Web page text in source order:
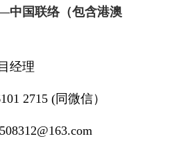
国联络（包含港澳
经理
2715 (同微信）